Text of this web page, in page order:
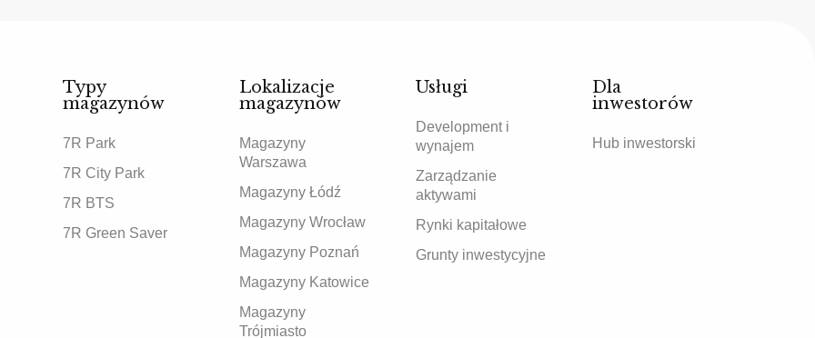
Typy
magazynów
7R Park
7R City Park
7R BTS
7R Green Saver
Lokalizacje
magazynów
Magazyny
Warszawa
Magazyny Łódź
Magazyny Wrocław
Magazyny Poznań
Magazyny Katowice
Magazyny
Trójmiasto
Usługi
Development i
wynajem
Zarządzanie
aktywami
Rynki kapitałowe
Grunty inwestycyjne
Dla
inwestorów
Hub inwestorski